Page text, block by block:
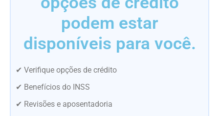
podem estar
disponíveis para você.
✔ Verifique opções de crédito
✔ Benefícios do INSS
✔ Revisões e aposentadoria